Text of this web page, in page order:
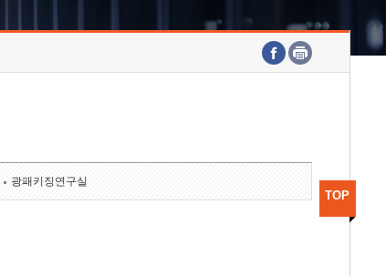
호남권연구본부
기획본부
광패키징연구실
TOP